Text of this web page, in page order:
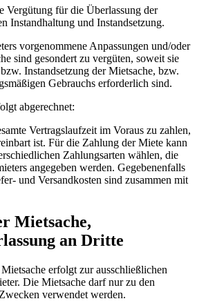
Vergütung für die Überlassung der
Instandhaltung und Instandsetzung.
vorgenommene Anpassungen und/oder
sind gesondert zu vergüten, soweit sie
Instandsetzung der Mietsache, bzw.
Gebrauchs erforderlich sind.
abgerechnet:
Vertragslaufzeit im Voraus zu zahlen,
ist. Für die Zahlung der Miete kann
Zahlungsarten wählen, die
angegeben werden. Gegebenenfalls
und Versandkosten sind zusammen mit
Mietsache,
an Dritte
erfolgt zur ausschließlichen
Die Mietsache darf nur zu den
verwendet werden.